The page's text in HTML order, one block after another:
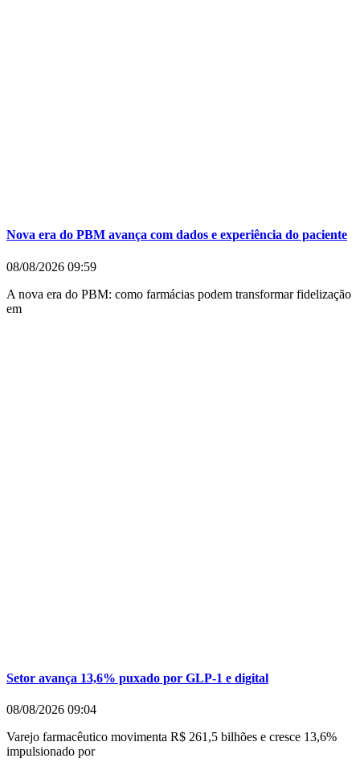
Nova era do PBM avança com dados e experiência do paciente
08/08/2026 09:59
A nova era do PBM: como farmácias podem transformar fidelização
em
Setor avança 13,6% puxado por GLP-1 e digital
08/08/2026 09:04
Varejo farmacêutico movimenta R$ 261,5 bilhões e cresce 13,6%
impulsionado por